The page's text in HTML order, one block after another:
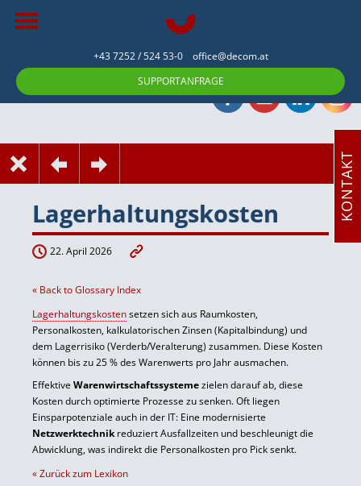
+43 7252 / 524 53-0 office@decom.at
SUPPORTANFRAGE
Lagerhaltungskosten
22. April 2026
« Back to Glossary Index
Lagerhaltungskostensetzen sich aus Raumkosten,
Personalkosten, kalkulatorischen Zinsen (Kapitalbindung) und
dem Lagerrisiko (Verderb/Veralterung) zusammen. Diese Kosten
können bis zu 25 % des Warenwerts pro Jahr ausmachen.
Effektive Warenwirtschaftssystemezielen darauf ab, diese
Kosten durch optimierte Prozesse zu senken. Oft liegen
Einsparpotenziale auch in der IT: Eine modernisierte
Netzwerktechnikreduziert Ausfallzeiten und beschleunigt die
Abwicklung, was indirekt die Personalkosten pro Pick senkt.
« Zurück zum Lexikon
KONTAKT